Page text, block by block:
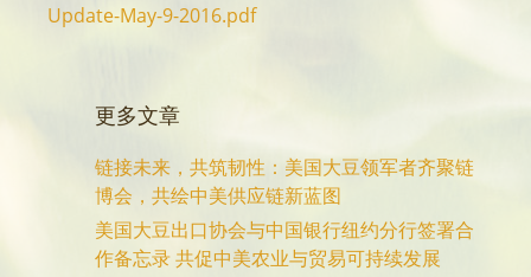
Update-May-9-2016.pdf
更多文章
链接未来，共筑韧性：美国大豆领军者齐聚链
博会，共绘中美供应链新蓝图
美国大豆出口协会与中国银行纽约分行签署合
作备忘录 共促中美农业与贸易可持续发展